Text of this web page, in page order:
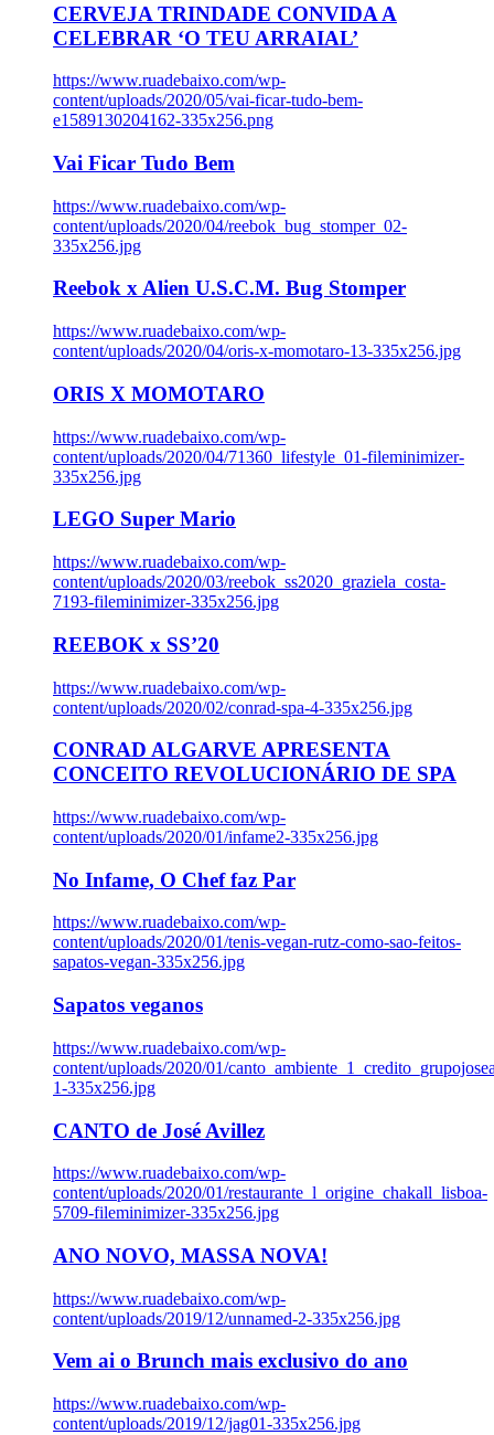
CERVEJA TRINDADE CONVIDA A
CELEBRAR ‘O TEU ARRAIAL’
https://www.ruadebaixo.com/wp-
content/uploads/2020/05/vai-ficar-tudo-bem-
e1589130204162-335x256.png
Vai Ficar Tudo Bem
https://www.ruadebaixo.com/wp-
content/uploads/2020/04/reebok_bug_stomper_02-
335x256.jpg
Reebok x Alien U.S.C.M. Bug Stomper
https://www.ruadebaixo.com/wp-
content/uploads/2020/04/oris-x-momotaro-13-335x256.jpg
ORIS X MOMOTARO
https://www.ruadebaixo.com/wp-
content/uploads/2020/04/71360_lifestyle_01-fileminimizer-
335x256.jpg
LEGO Super Mario
https://www.ruadebaixo.com/wp-
content/uploads/2020/03/reebok_ss2020_graziela_costa-
7193-fileminimizer-335x256.jpg
REEBOK x SS’20
https://www.ruadebaixo.com/wp-
content/uploads/2020/02/conrad-spa-4-335x256.jpg
CONRAD ALGARVE APRESENTA
CONCEITO REVOLUCIONÁRIO DE SPA
https://www.ruadebaixo.com/wp-
content/uploads/2020/01/infame2-335x256.jpg
No Infame, O Chef faz Par
https://www.ruadebaixo.com/wp-
content/uploads/2020/01/tenis-vegan-rutz-como-sao-feitos-
sapatos-vegan-335x256.jpg
Sapatos veganos
https://www.ruadebaixo.com/wp-
content/uploads/2020/01/
1-335x256.jpg
CANTO de José Avillez
https://www.ruadebaixo.com/wp-
content/uploads/2020/01/restaurante_l_origine_chakall_lisboa-
5709-fileminimizer-335x256.jpg
ANO NOVO, MASSA NOVA!
https://www.ruadebaixo.com/wp-
content/uploads/2019/12/unnamed-2-335x256.jpg
Vem ai o Brunch mais exclusivo do ano
https://www.ruadebaixo.com/wp-
content/uploads/2019/12/jag01-335x256.jpg